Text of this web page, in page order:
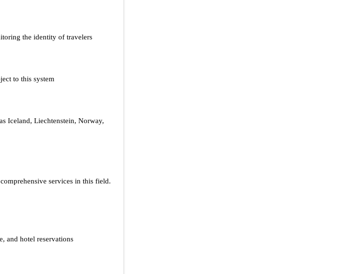
the identity of travelers.
to this system.
Iceland, Liechtenstein, Norway,
services in this field.
and hotel reservations.